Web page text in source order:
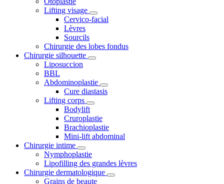
Lifting visage
Cervico-facial
Lèvres
Sourcils
Chirurgie des lobes fondus
Chirurgie silhouette
Liposuccion
BBL
Abdominoplastie
Cure diastasis
Lifting corps
Bodylift
Cruroplastie
Brachioplastie
Mini-lift abdominal
Chirurgie intime
Nymphoplastie
Lipofilling des grandes lèvres
Chirurgie dermatologique
Grains de beaute